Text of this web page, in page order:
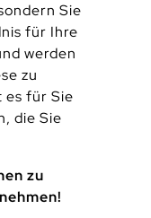
Sie
für Ihre
werden
zu
für Sie
die Sie
zu